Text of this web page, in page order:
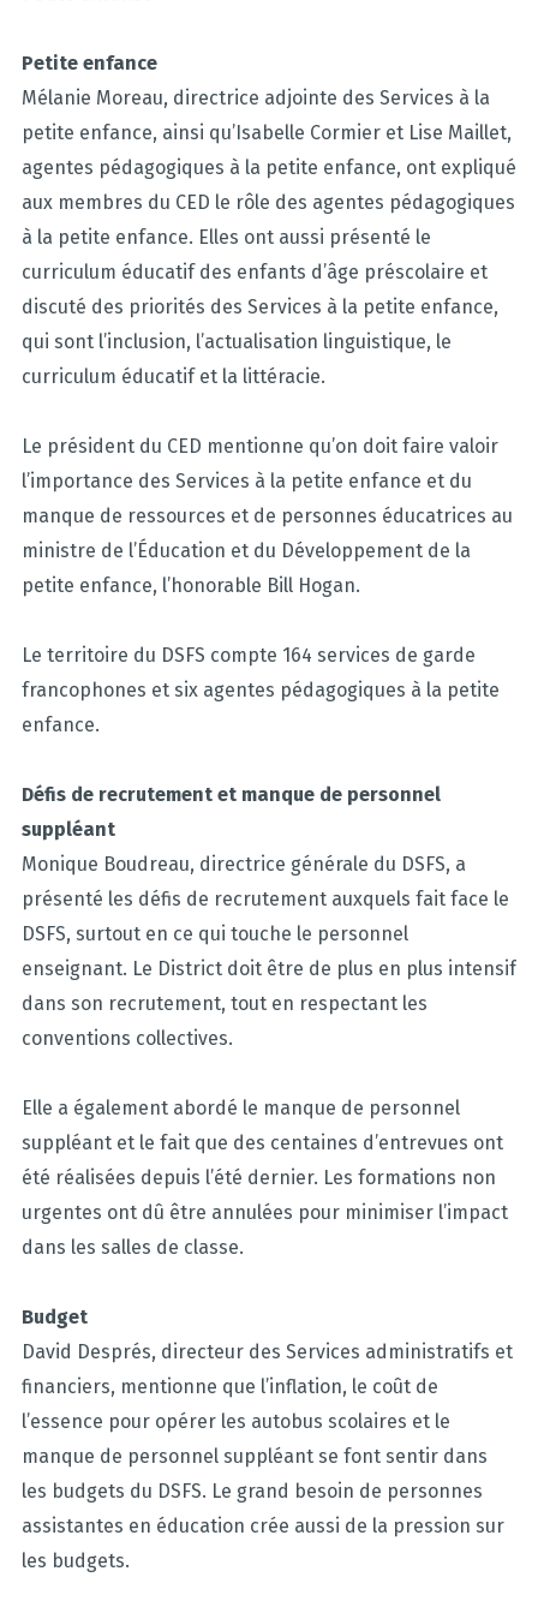
Petite enfance
Mélanie Moreau, directrice adjointe des Services à la
petite enfance, ainsi qu’Isabelle Cormier et Lise Maillet,
agentes pédagogiques à la petite enfance, ont expliqué
aux membres du CED le rôle des agentes pédagogiques
à la petite enfance. Elles ont aussi présenté le
curriculum éducatif des enfants d’âge préscolaire et
discuté des priorités des Services à la petite enfance,
qui sont l’inclusion, l’actualisation linguistique, le
curriculum éducatif et la littéracie.
Le président du CED mentionne qu’on doit faire valoir
l’importance des Services à la petite enfance et du
manque de ressources et de personnes éducatrices au
ministre de l’Éducation et du Développement de la
petite enfance, l’honorable Bill Hogan.
Le territoire du DSFS compte 164 services de garde
francophones et six agentes pédagogiques à la petite
enfance.
Défis de recrutement et manque de personnel
suppléant
Monique Boudreau, directrice générale du DSFS, a
présenté les défis de recrutement auxquels fait face le
DSFS, surtout en ce qui touche le personnel
enseignant. Le District doit être de plus en plus intensif
dans son recrutement, tout en respectant les
conventions collectives.
Elle a également abordé le manque de personnel
suppléant et le fait que des centaines d’entrevues ont
été réalisées depuis l’été dernier. Les formations non
urgentes ont dû être annulées pour minimiser l’impact
dans les salles de classe.
Budget
David Després, directeur des Services administratifs et
financiers, mentionne que l’inflation, le coût de
l’essence pour opérer les autobus scolaires et le
manque de personnel suppléant se font sentir dans
les budgets du DSFS. Le grand besoin de personnes
assistantes en éducation crée aussi de la pression sur
les budgets.